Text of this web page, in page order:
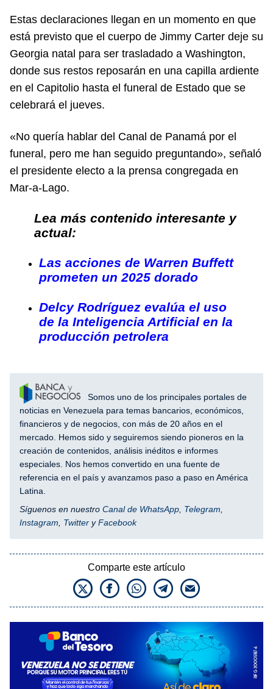
Estas declaraciones llegan en un momento en que
está previsto que el cuerpo de Jimmy Carter deje su
Georgia natal para ser trasladado a Washington,
donde sus restos reposarán en una capilla ardiente
en el Capitolio hasta el funeral de Estado que se
celebrará el jueves.
«No quería hablar del Canal de Panamá por el
funeral, pero me han seguido preguntando», señaló
el presidente electo a la prensa congregada en
Mar-a-Lago.
Lea más contenido interesante y
actual:
Las acciones de Warren Buffett
prometen un 2025 dorado
Delcy Rodríguez evalúa el uso
de la Inteligencia Artificial en la
producción petrolera
Somos uno de los principales portales de
noticias en Venezuela para temas bancarios, económicos,
financieros y de negocios, con más de 20 años en el
mercado. Hemos sido y seguiremos siendo pioneros en la
creación de contenidos, análisis inéditos e informes
especiales. Nos hemos convertido en una fuente de
referencia en el país y avanzamos paso a paso en América
Latina.
Síguenos en nuestro Canal de WhatsApp Telegram
Instagram
Twitter yFacebook
Comparte este artículo